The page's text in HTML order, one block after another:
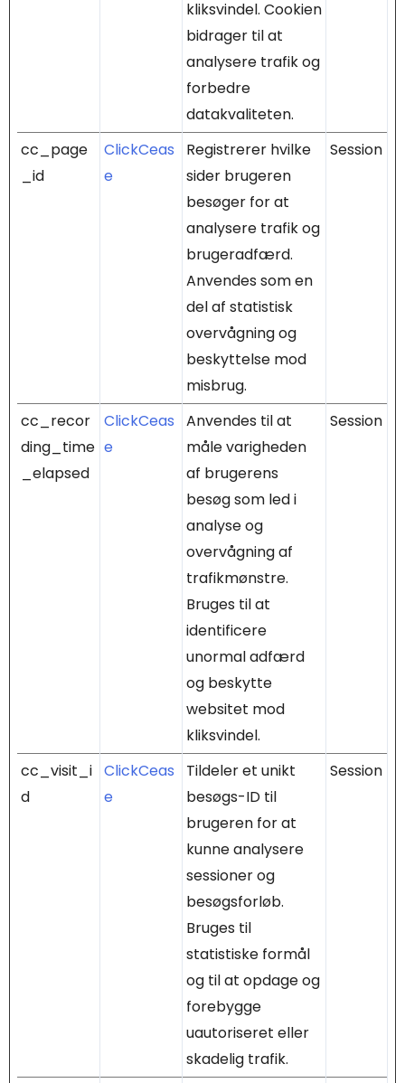
kliksvindel. Cookien
bidrager til at
analysere trafik og
forbedre
datakvaliteten.
cc_page
_id
ClickCeas
e
Registrerer hvilke
sider brugeren
besøger for at
analysere trafik og
brugeradfærd.
Anvendes som en
del af statistisk
overvågning og
beskyttelse mod
misbrug.
Session
cc_recor
ding_time
_elapsed
ClickCeas
e
Anvendes til at
måle varigheden
af brugerens
besøg som led i
analyse og
overvågning af
trafikmønstre.
Bruges til at
identificere
unormal adfærd
og beskytte
websitet mod
kliksvindel.
Session
cc_visit_i
d
ClickCeas
e
Tildeler et unikt
besøgs-ID til
brugeren for at
kunne analysere
sessioner og
besøgsforløb.
Bruges til
statistiske formål
og til at opdage og
forebygge
uautoriseret eller
skadelig trafik.
Session